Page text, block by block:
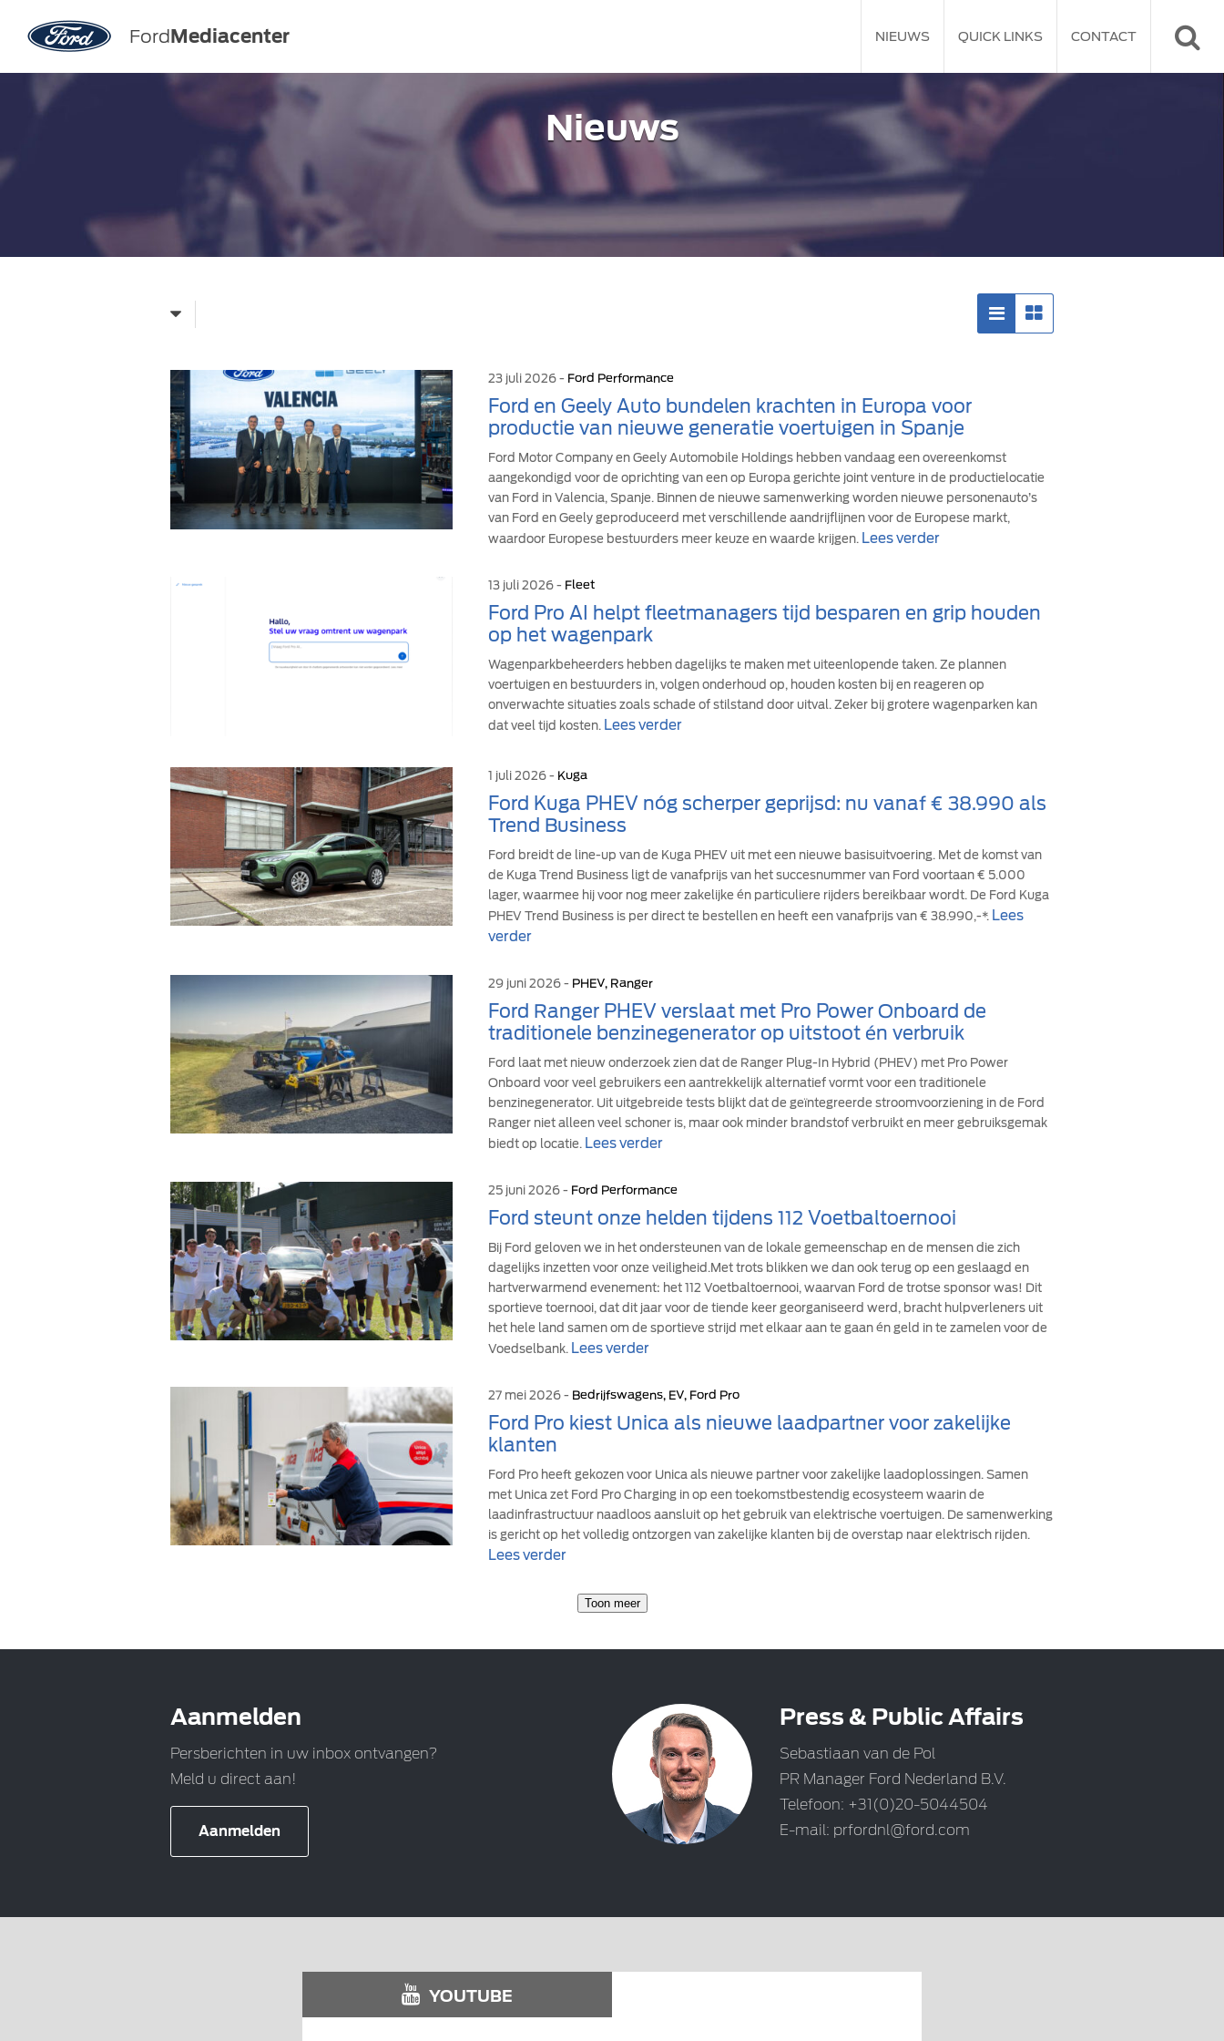
FordMediacenter NIEUWS QUICK LINKS CONTACT
Nieuws
23 juli 2026 - Ford Performance
Ford en Geely Auto bundelen krachten in Europa voor
productie van nieuwe generatie voertuigen in Spanje
Ford Motor Company en Geely Automobile Holdings hebben vandaag een overeenkomst
aangekondigd voor de oprichting van een op Europa gerichte joint venture in de productielocatie
van Ford in Valencia, Spanje. Binnen de nieuwe samenwerking worden nieuwe personenauto’s
van Ford en Geely geproduceerd met verschillende aandrijflijnen voor de Europese markt,
waardoor Europese bestuurders meer keuze en waarde krijgen. Lees verder
13 juli 2026 - Fleet
Ford Pro AI helpt fleetmanagers tijd besparen en grip houden
op het wagenpark
Wagenparkbeheerders hebben dagelijks te maken met uiteenlopende taken. Ze plannen
voertuigen en bestuurders in, volgen onderhoud op, houden kosten bij en reageren op
onverwachte situaties zoals schade of stilstand door uitval. Zeker bij grotere wagenparken kan
dat veel tijd kosten. Lees verder
1 juli 2026 - Kuga
Ford Kuga PHEV nóg scherper geprijsd: nu vanaf € 38.990 als
Trend Business
Ford breidt de line-up van de Kuga PHEV uit met een nieuwe basisuitvoering. Met de komst van
de Kuga Trend Business ligt de vanafprijs van het succesnummer van Ford voortaan € 5.000
lager, waarmee hij voor nog meer zakelijke én particuliere rijders bereikbaar wordt. De Ford Kuga
PHEV Trend Business is per direct te bestellen en heeft een vanafprijs van € 38.990,-*. Lees
verder
29 juni 2026 - PHEV, Ranger
Ford Ranger PHEV verslaat met Pro Power Onboard de
traditionele benzinegenerator op uitstoot én verbruik
Ford laat met nieuw onderzoek zien dat de Ranger Plug-In Hybrid (PHEV) met Pro Power
Onboard voor veel gebruikers een aantrekkelijk alternatief vormt voor een traditionele
benzinegenerator. Uit uitgebreide tests blijkt dat de geïntegreerde stroomvoorziening in de Ford
Ranger niet alleen veel schoner is, maar ook minder brandstof verbruikt en meer gebruiksgemak
biedt op locatie. Lees verder
25 juni 2026 - Ford Performance
Ford steunt onze helden tijdens 112 Voetbaltoernooi
Bij Ford geloven we in het ondersteunen van de lokale gemeenschap en de mensen die zich
dagelijks inzetten voor onze veiligheid.Met trots blikken we dan ook terug op een geslaagd en
hartverwarmend evenement: het 112 Voetbaltoernooi, waarvan Ford de trotse sponsor was! Dit
sportieve toernooi, dat dit jaar voor de tiende keer georganiseerd werd, bracht hulpverleners uit
het hele land samen om de sportieve strijd met elkaar aan te gaan én geld in te zamelen voor de
Voedselbank. Lees verder
27 mei 2026 - Bedrijfswagens, EV, Ford Pro
Ford Pro kiest Unica als nieuwe laadpartner voor zakelijke
klanten
Ford Pro heeft gekozen voor Unica als nieuwe partner voor zakelijke laadoplossingen. Samen
met Unica zet Ford Pro Charging in op een toekomstbestendig ecosysteem waarin de
laadinfrastructuur naadloos aansluit op het gebruik van elektrische voertuigen. De samenwerking
is gericht op het volledig ontzorgen van zakelijke klanten bij de overstap naar elektrisch rijden.
Lees verder
Toon meer
Aanmelden
Persberichten in uw inbox ontvangen?
Meld u direct aan!
Aanmelden
Press & Public Affairs
Sebastiaan van de Pol
PR Manager Ford Nederland B.V.
Telefoon: +31(0)20-5044504
E-mail: prfordnl@ford.com
YOUTUBE